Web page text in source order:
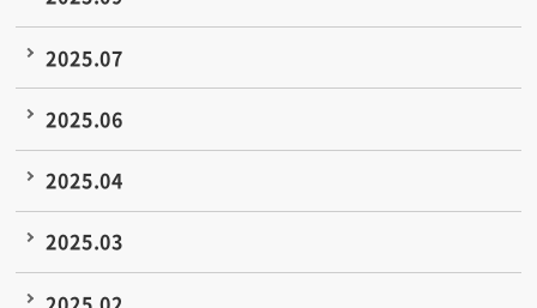
2025.07
2025.06
2025.04
2025.03